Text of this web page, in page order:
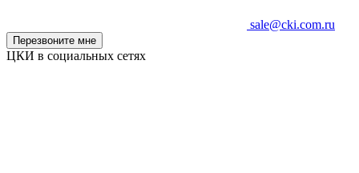
sale@cki.com.ru
Перезвоните мне
ЦКИ в социальных сетях